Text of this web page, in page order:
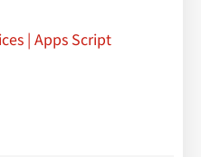
| Apps Script